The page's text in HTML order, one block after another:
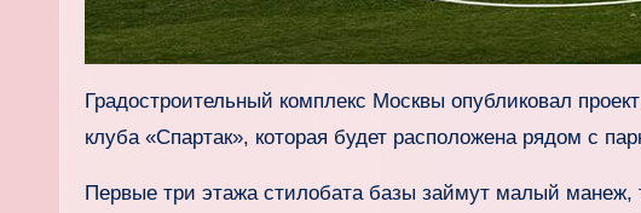
Градостроительный комплекс Москвы опубликовал
клуба «Спартак», которая будет расположена рядом с
Первые три этажа стилобата базы займут малый манеж,